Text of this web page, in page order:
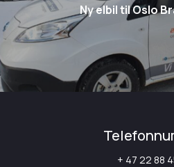
Ny elbil til Oslo
+ 47 22 88